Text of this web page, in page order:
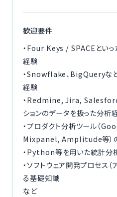
歓迎要件
・Four Keys / SPACEとい
経験
・Snowflake、BigQueryな
経験
・Redmine, Jira,
ションのデータを扱った分析
・プロダクト分析ツール（
Mixpanel, Amplitude等）
・Python等を用いた統計分
・ソフトウェア開発プロセス（
る基礎知識
など